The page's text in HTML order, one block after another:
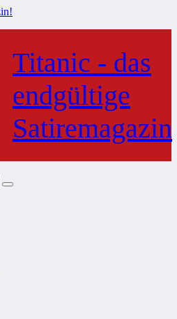
Titanic - das
endgültige
Satiremagazin